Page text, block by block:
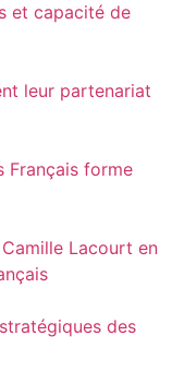
et capacité de
leur partenariat
Français forme
Lacourt en
des